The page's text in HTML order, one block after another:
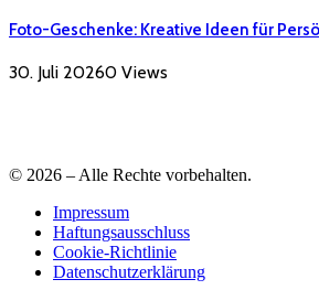
Foto-Geschenke: Kreative Ideen für
30. Juli 20260 Views
© 2026 – Alle Rechte vorbehalten.
Impressum
Haftungsausschluss
Cookie-Richtlinie
Datenschutzerklärung